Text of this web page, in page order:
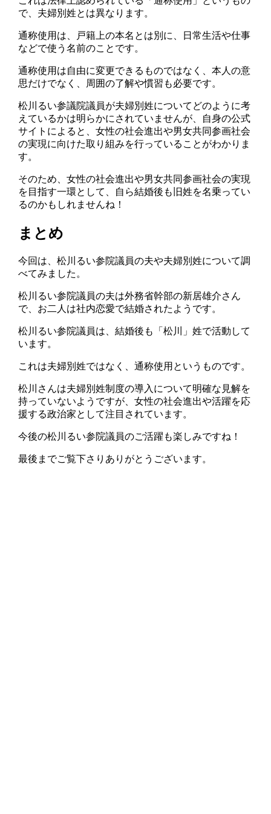
で、夫婦別姓とは異なります。
通称使用は、戸籍上の本名とは別に、日常生活や仕事
などで使う名前のことです。
通称使用は自由に変更できるものではなく、本人の意
思だけでなく、周囲の了解や慣習も必要です。
松川るい参議院議員が夫婦別姓についてどのように考
えているかは明らかにされていませんが、自身の公式
サイトによると、女性の社会進出や男女共同参画社会
の実現に向けた取り組みを行っていることがわかりま
す。
そのため、女性の社会進出や男女共同参画社会の実現
を目指す一環として、自ら結婚後も旧姓を名乗ってい
るのかもしれませんね！
まとめ
今回は、松川るい参院議員の夫や夫婦別姓について調
べてみました。
松川るい参院議員の夫は外務省幹部の新居雄介さん
で、お二人は社内恋愛で結婚されたようです。
松川るい参院議員は、結婚後も「松川」姓で活動して
います。
これは夫婦別姓ではなく、通称使用というものです。
松川さんは夫婦別姓制度の導入について明確な見解を
持っていないようですが、女性の社会進出や活躍を応
援する政治家として注目されています。
今後の松川るい参院議員のご活躍も楽しみですね！
最後までご覧下さりありがとうございます。